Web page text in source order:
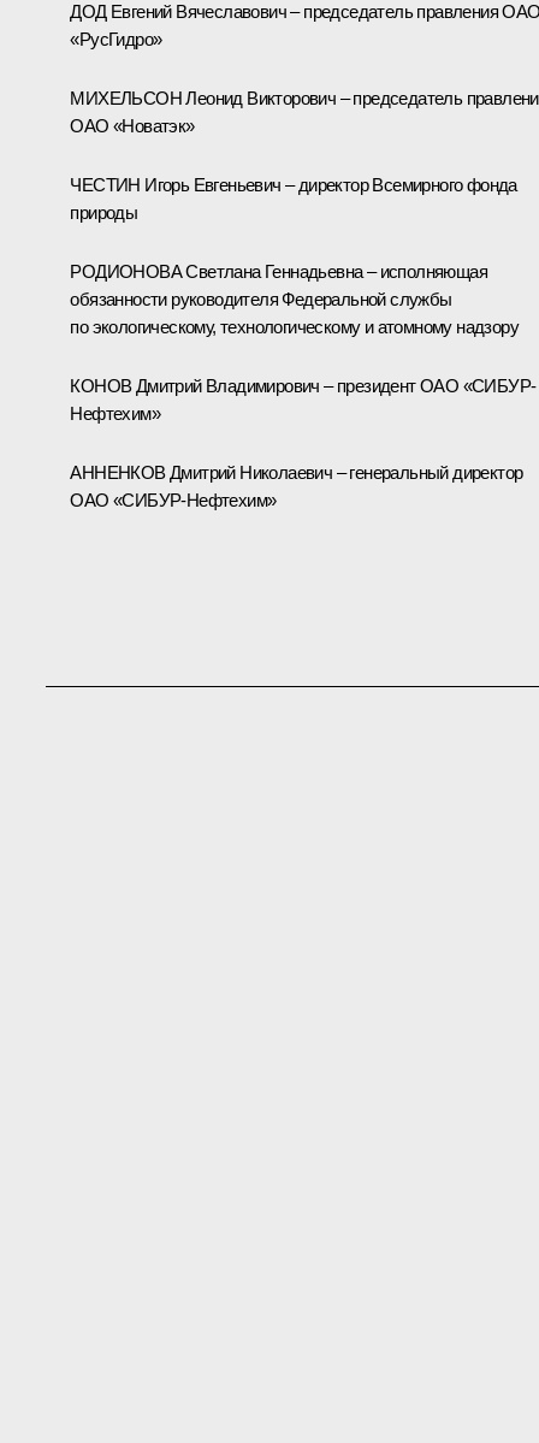
ДОД Евгений Вячеславович – председатель правления
«РусГидро»
МИХЕЛЬСОН Леонид Викторович – председатель
ОАО «Новатэк»
ЧЕСТИН Игорь Евгеньевич – директор Всемирного фонда
природы
РОДИОНОВА Светлана Геннадьевна – исполняющая
обязанности руководителя Федеральной службы
по экологическому, технологическому и атомному надзору
КОНОВ Дмитрий Владимирович – президент ОАО «СИБУР-
Нефтехим»
АННЕНКОВ Дмитрий Николаевич – генеральный директор
ОАО «СИБУР-Нефтехим»